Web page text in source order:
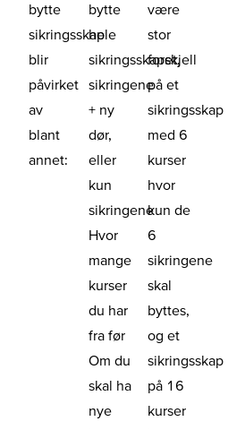
bytte
sikringsskap
blir
påvirket
av
blant
annet:
bytte
hele
sikringsskapet,
sikringene
+ ny
dør,
eller
kun
sikringene
Hvor
mange
kurser
du har
fra før
Om du
skal ha
nye
være
stor
forskjell
på et
sikringsskap
med 6
kurser
hvor
kun de
6
sikringene
skal
byttes,
og et
sikringsskap
på 16
kurser